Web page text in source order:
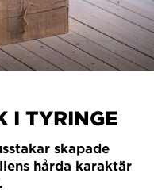
I TYRINGE
skapade
hårda karaktär